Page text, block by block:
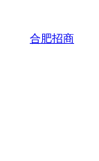
合肥招商